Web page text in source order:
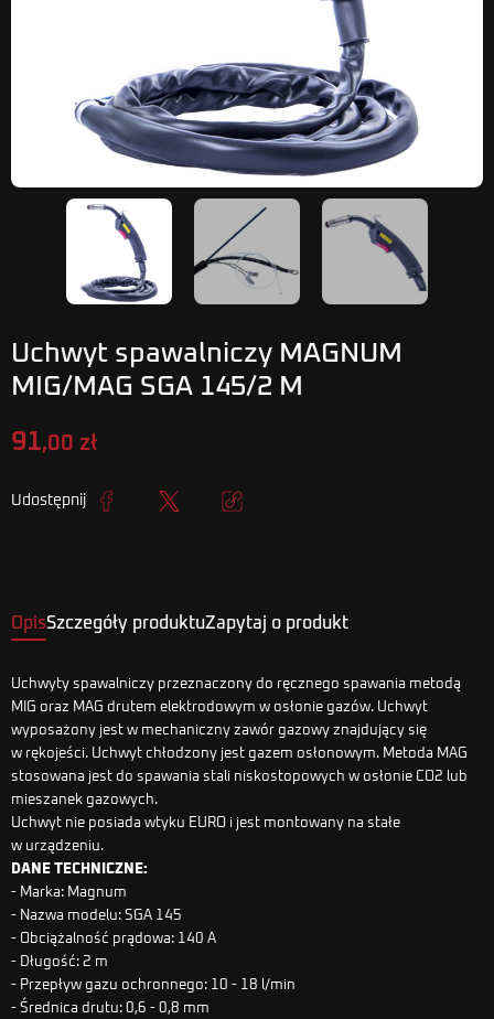
Uchwyt spawalniczy MAGNUM
MIG/MAG SGA 145/2 M
91,00 zł
Udostępnij
OpisSzczegóły produktuZapytaj o produkt
Uchwyty spawalniczy przeznaczony do ręcznego spawania metodą
MIG oraz MAG drutem elektrodowym w osłonie gazów. Uchwyt
wyposażony jest w mechaniczny zawór gazowy znajdujący się
w rękojeści. Uchwyt chłodzony jest gazem osłonowym. Metoda MAG
stosowana jest do spawania stali niskostopowych w osłonie CO2 lub
mieszanek gazowych.
Uchwyt nie posiada wtyku EURO i jest montowany na stałe
w urządzeniu.
DANE TECHNICZNE:
- Marka: Magnum
- Nazwa modelu: SGA 145
- Obciążalność prądowa: 140 A
- Długość: 2 m
- Przepływ gazu ochronnego: 10 - 18 l/min
- Średnica drutu: 0,6 - 0,8 mm